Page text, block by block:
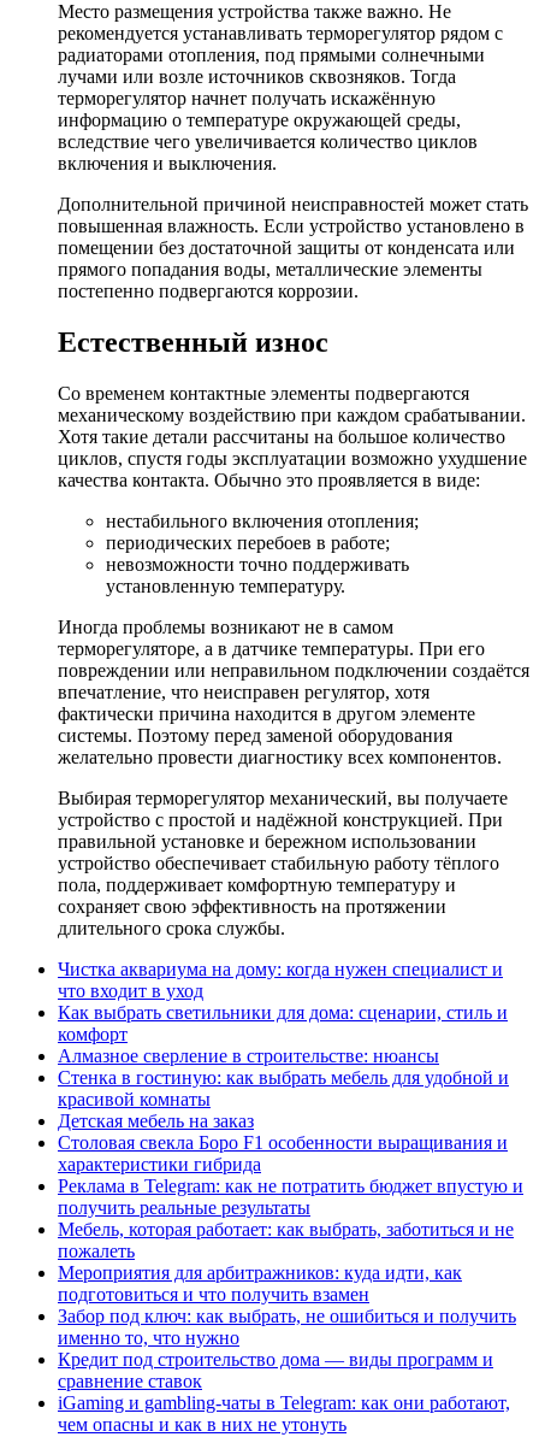
Место размещения устройства также важно. Не
рекомендуется устанавливать терморегулятор рядом с
радиаторами отопления, под прямыми солнечными
лучами или возле источников сквозняков. Тогда
терморегулятор начнет получать искажённую
информацию о температуре окружающей среды,
вследствие чего увеличивается количество циклов
включения и выключения.
Дополнительной причиной неисправностей может стать
повышенная влажность. Если устройство установлено в
помещении без достаточной защиты от конденсата или
прямого попадания воды, металлические элементы
постепенно подвергаются коррозии.
Естественный износ
Со временем контактные элементы подвергаются
механическому воздействию при каждом срабатывании.
Хотя такие детали рассчитаны на большое количество
циклов, спустя годы эксплуатации возможно ухудшение
качества контакта. Обычно это проявляется в виде:
нестабильного включения отопления;
периодических перебоев в работе;
невозможности точно поддерживать
установленную температуру.
Иногда проблемы возникают не в самом
терморегуляторе, а в датчике температуры. При его
повреждении или неправильном подключении создаётся
впечатление, что неисправен регулятор, хотя
фактически причина находится в другом элементе
системы. Поэтому перед заменой оборудования
желательно провести диагностику всех компонентов.
Выбирая терморегулятор механический, вы получаете
устройство с простой и надёжной конструкцией. При
правильной установке и бережном использовании
устройство обеспечивает стабильную работу тёплого
пола, поддерживает комфортную температуру и
сохраняет свою эффективность на протяжении
длительного срока службы.
Чистка аквариума на дому: когда нужен специалист и
что входит в уход
Как выбрать светильники для дома: сценарии, стиль и
комфорт
Алмазное сверление в строительстве: нюансы
Стенка в гостиную: как выбрать мебель для удобной и
красивой комнаты
Детская мебель на заказ
Столовая свекла Боро F1 особенности выращивания и
характеристики гибрида
Реклама в Telegram: как не потратить бюджет впустую и
получить реальные результаты
Мебель, которая работает: как выбрать, заботиться и не
пожалеть
Мероприятия для арбитражников: куда идти, как
подготовиться и что получить взамен
Забор под ключ: как выбрать, не ошибиться и получить
именно то, что нужно
Кредит под строительство дома — виды программ и
сравнение ставок
iGaming и gambling-чаты в Telegram: как они работают,
чем опасны и как в них не утонуть